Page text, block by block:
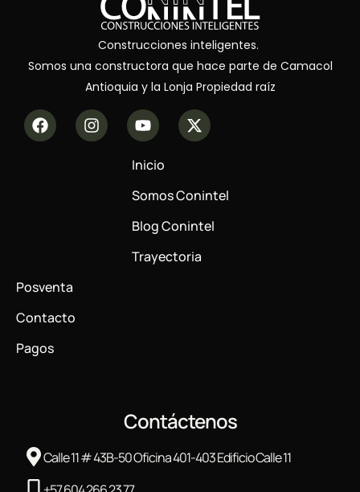
Construcciones inteligentes.
Somos una constructora que hace parte de Camacol
Antioquia y la Lonja Propiedad raíz
Inicio
Somos Conintel
Blog Conintel
Trayectoria
Posventa
Contacto
Pagos
Contáctenos
Calle 11 # 43B-50 Oficina 401-403 Edificio Calle 11